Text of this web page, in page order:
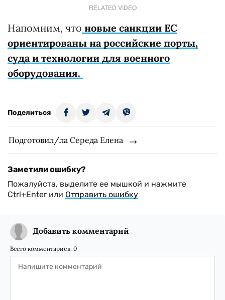
RELATED VIDEO
Напомним, что новые санкции ЕС
ориентированы на российские порты,
суда и технологии для военного
оборудования.
Поделиться
Подготовил/ла Середа Елена
Заметили ошибку?
Пожалуйста, выделите ее мышкой и нажмите
Ctrl+Enter или Отправить ошибку
Добавить комментарий
Всего комментариев: 0